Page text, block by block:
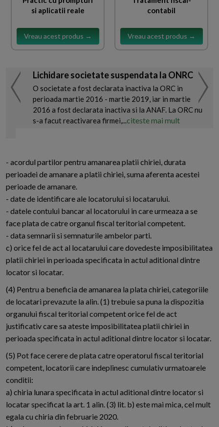
si aplicatii reale
Vreau acest produs →
contabil
Vreau acest produs →
Lichidare societate suspendata la ONRC
O societate a fost declarata inactiva la ORC in
perioada martie 2016 - martie 2019, iar in martie
2016 a fost declarata inactiva si la ANAF. La ORC nu
s-a facut reactivarea firmei,...citeste mai mult
- acordul partilor pentru amanarea platii chiriei, durata
perioadei de amanare a platii chiriei, suma aferenta acestei
perioade de amanare.
- date de identificare ale locatorului si locatarului.
- datele contului bancar al locatorului in care urmeaza a se
face plata de catre organul fiscal teritorial competent.
- data semnarii si semnaturile ambelor parti.
c) orice fel de act al locatarului care dovedeste imposibilitatea
platii chiriei in perioada specificata in actul aditional dintre
locator si locatar.
(4) Pentru a beneficia de amanarea la plata chiriei, categoriile
de locatari prevazute la alin. (1) trebuie sa puna la dispozitia
organului fiscal teritorial competent orice fel de act
justificativ care sa ateste imposibilitatea platii chiriei in
perioada specificata in actul aditional dintre locator si locatar.
(5) Pot face cerere de plata catre operatorul fiscal teritorial
competent, locatorii care indeplinesc cumulativ urmatoarele
conditii:
a) chiria lunara specificata in actul aditional dintre locator si
locatar specificat la art. 1 alin. (3) lit. b) este mai mica, cel mult
egala cu chiria din februarie 2020.